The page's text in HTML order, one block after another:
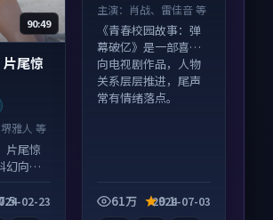
90:49
尾惊
雅人 等
片尾惊
幻向电
幕观
7.5 02-23
主演： 肖战、雷佳音 等
《青春校园故事：弹
幕破亿》是一部喜剧
向电视剧作品，人物
关系层层推进，尾声
常有情绪落点。
61万 9.1
2024-07-03